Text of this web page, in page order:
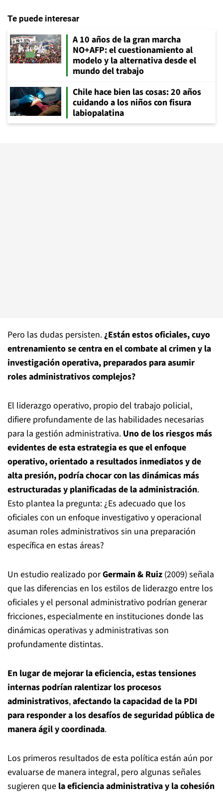
Te puede interesar
A 10 años de la gran marcha
NO+AFP: el cuestionamiento al
modelo y la alternativa desde el
mundo del trabajo
Chile hace bien las cosas: 20 años
cuidando a los niños con fisura
labiopalatina
Pero las dudas persisten.¿Están estos oficiales, cuyo
entrenamiento se centra en el combate al crimen y la
investigación operativa, preparados para asumir
roles administrativos complejos?
El liderazgo operativo, propio del trabajo policial,
difiere profundamente de las habilidades necesarias
para la gestión administrativa. Uno de los riesgos más
evidentes de esta estrategia es que el enfoque
operativo, orientado a resultados inmediatos y de
alta presión, podría chocar con las dinámicas más
estructuradas y planificadas de la administración.
Esto plantea la pregunta: ¿Es adecuado que los
oficiales con un enfoque investigativo y operacional
asuman roles administrativos sin una preparación
específica en estas áreas?
Un estudio realizado porGermain & Ruiz (2009) señala
que las diferencias en los estilos de liderazgo entre los
oficiales y el personal administrativo podrían generar
fricciones, especialmente en instituciones donde las
dinámicas operativas y administrativas son
profundamente distintas.
En lugar de mejorar la eficiencia, estas tensiones
internas podrían ralentizar los procesos
administrativos,afectando la capacidad de la PDI
para responder a los desafíos de seguridad pública de
manera ágil y coordinada.
Los primeros resultados de esta política están aún por
evaluarse de manera integral, pero algunas señales
sugieren que la eficiencia administrativa y la cohesión